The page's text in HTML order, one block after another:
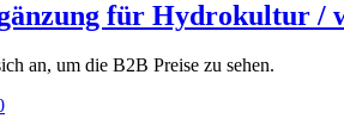
für Hydrokultur /
an, um die B2B Preise zu sehen.